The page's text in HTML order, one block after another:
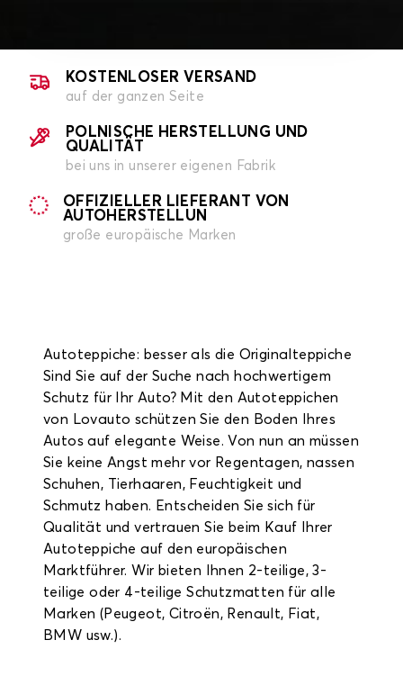
KOSTENLOSER VERSAND
auf der ganzen Seite
POLNISCHE HERSTELLUNG UND
QUALITÄT
bei uns in unserer eigenen Fabrik
OFFIZIELLER LIEFERANT VON
AUTOHERSTELLUN
große europäische Marken
Autoteppiche: besser als die Originalteppiche
Sind Sie auf der Suche nach hochwertigem
Schutz für Ihr Auto? Mit den Autoteppichen
von Lovauto schützen Sie den Boden Ihres
Autos auf elegante Weise. Von nun an müssen
Sie keine Angst mehr vor Regentagen, nassen
Schuhen, Tierhaaren, Feuchtigkeit und
Schmutz haben. Entscheiden Sie sich für
Qualität und vertrauen Sie beim Kauf Ihrer
Autoteppiche auf den europäischen
Marktführer. Wir bieten Ihnen 2-teilige, 3-
teilige oder 4-teilige Schutzmatten für alle
Marken (Peugeot, Citroën, Renault, Fiat,
BMW usw.).